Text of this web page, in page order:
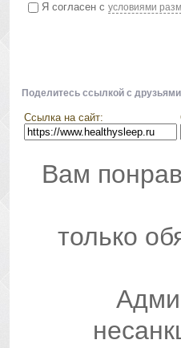
Я согласен с условиями
Поделитесь ссылкой с друзьями
Ссылка на сайт:
Вам
только